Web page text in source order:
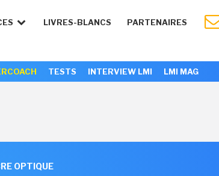
LIVRES-BLANCS PARTENAIRES
TESTS INTERVIEW LMI LMI MAG
OPTIQUE